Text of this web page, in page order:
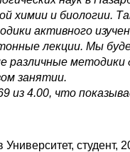
химии и биологии.
активного
лекции. Мы
различные
занятии.
из 4.00, что
Университет, студент,